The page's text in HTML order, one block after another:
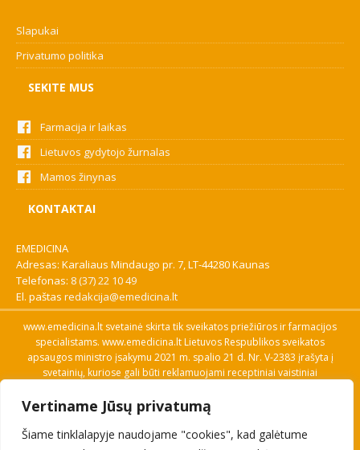
Vertiname Jūsų privatumą
Šiame tinklalapyje naudojame "cookies", kad galėtume
Slapukai
Privatumo politika
SEKITE MUS
Farmacija ir laikas
Lietuvos gydytojo žurnalas
Mamos žinynas
KONTAKTAI
EMEDICINA
Adresas: Karaliaus Mindaugo pr. 7, LT-44280 Kaunas
Telefonas: 8 (37) 22 10 49
El. paštas redakcija@emedicina.lt
www.emedicina.lt svetainė skirta tik sveikatos priežiūros ir farmacijos
specialistams. www.emedicina.lt Lietuvos Respublikos sveikatos
apsaugos ministro įsakymu 2021 m. spalio 21 d. Nr. V-2383 įrašyta į
svetainių, kuriose gali būti reklamuojami receptiniai vaistiniai
savo profesinę kvalifikaciją. Naudingos nuorodos: Vaistų ir medicinos
pagalbos priemonių kainų paieška, VVKT tinklalapis, Sveikatos
priežiūros ar farmacijos specialisto pranešimo apie įtariamą